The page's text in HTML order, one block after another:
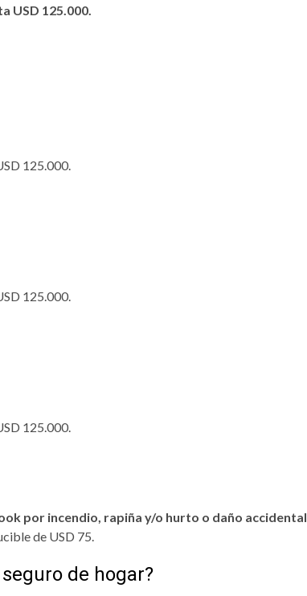
USD 125.000.
125.000.
125.000.
125.000.
por incendio, rapiña y/o hurto o daño accidental
de USD 75.
de hogar?